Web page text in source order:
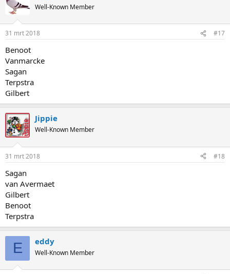
Well-Known Member
31 mrt 2018 #17
Benoot
Vanmarcke
Sagan
Terpstra
Gilbert
Jippie
Well-Known Member
31 mrt 2018 #18
Sagan
van Avermaet
Gilbert
Benoot
Terpstra
E eddy
Well-Known Member